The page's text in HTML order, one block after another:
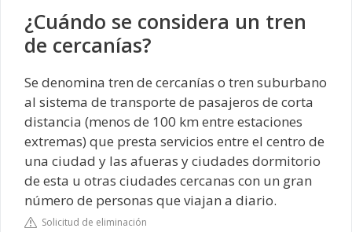
¿Cuándo se considera un tren
de cercanías?
Se denomina tren de cercanías o tren suburbano
al sistema de transporte de pasajeros de corta
distancia (menos de 100 km entre estaciones
extremas) que presta servicios entre el centro de
una ciudad y las afueras y ciudades dormitorio
de esta u otras ciudades cercanas con un gran
número de personas que viajan a diario.
Solicitud de eliminación